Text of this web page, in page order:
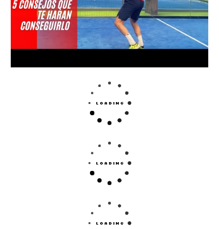
lo mejor de ti.
Sorpréndete con la nueva colecciónde palas de pádel
Royal Padely lleva tu juego a más allá de tu límite.
Sus palas te dan una potencia impresionante y un tacto
Características de las palas
Realiza una más rápida rotación de la pelota en los
golpes más difíciles.
Crea una potencia y resistencia sin igual.
Te facilitan el equilibrio perfecto entre la potencia y